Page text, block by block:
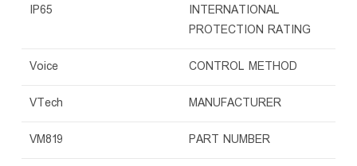
INTERNATIONAL
PROTECTION RATING
‎IP65
CONTROL METHOD
‎Voice
MANUFACTURER
‎VTech
PART NUMBER
‎VM819